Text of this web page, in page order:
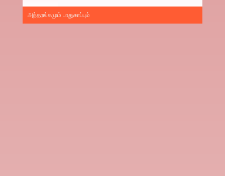
அந்தரங்கமும் பாதுகாப்பும்